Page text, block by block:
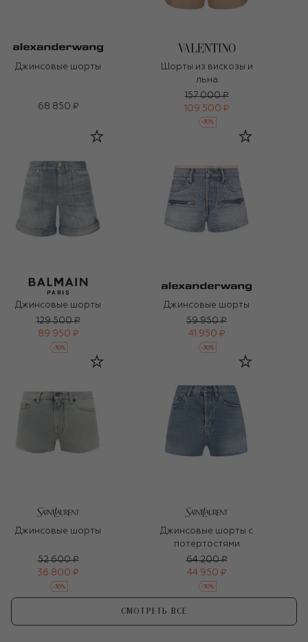
Джинсовые шорты
68 850 ₽
Шорты из вискозы и
льна
157 000 ₽
109 500 ₽
-30%
Джинсовые шорты
129 500 ₽
89 950 ₽
-30%
Джинсовые шорты
59 950 ₽
41 950 ₽
-30%
Джинсовые шорты
52 600 ₽
36 800 ₽
-30%
Джинсовые шорты с
потертостями
64 200 ₽
44 950 ₽
-30%
СМОТРЕТЬ ВСЕ